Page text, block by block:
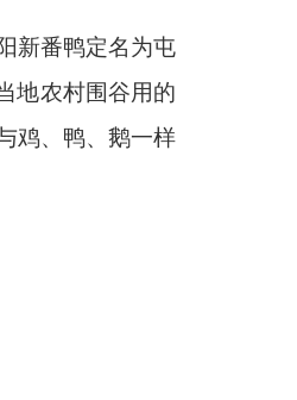
新番鸭定名为屯
地农村围谷用的
鸡、鸭、鹅一样